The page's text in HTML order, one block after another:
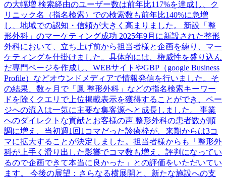
の大幅増 検索経由のユーザー数は前年比117%を達成し、ク
リニック名（指名検索）での検索数も前年比140%に急増
し、地域での認知・信頼が大きく高まりました。 新設「整
形外科」のマーケティング成功 2025年9月に新設された整形
外科において、立ち上げ前から担当者様と企画を練り、マー
ケティングを仕掛けました。具体的には、権威性を盛り込ん
だ専門ページを作成し、WEBサイトやGBP（google Business
Profile）などオウンドメディアで情報発信を行いました。そ
の結果、数ヶ月で「鳳 整形外科」などの指名検索キーワー
ドを除くクエリで上位掲載表示を獲得することができ、ペー
ジへの流入は一気に主要な集客源へと成長しました。 事業
へのダイレクトな貢献とお客様の声 整形外科の患者数が順
調に増え、当初週1回1コマだった診療枠が、来期からは3コ
マに拡大することが決定しました。担当者様からも「整形外
科が上手く滑り出した影響でコマ数も増え、評判になってい
るので企画できて本当に良かった」との評価をいただいてい
ます。 今後の展望：さらなる横展開と、新たな施設への支